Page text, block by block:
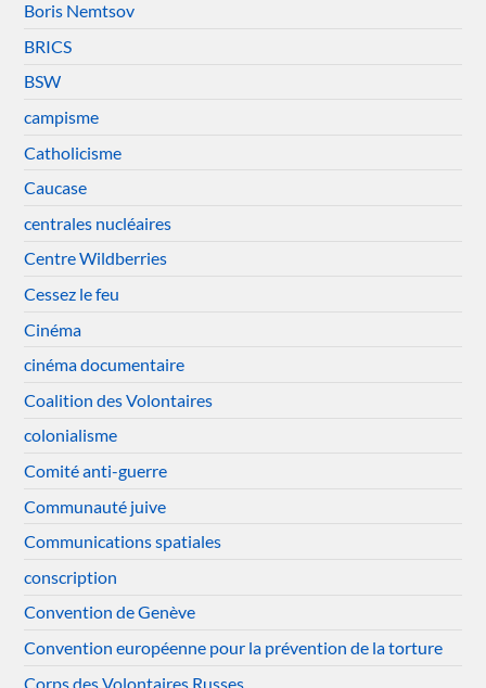
Boris Nemtsov
BRICS
BSW
campisme
Catholicisme
Caucase
centrales nucléaires
Centre Wildberries
Cessez le feu
Cinéma
cinéma documentaire
Coalition des Volontaires
colonialisme
Comité anti-guerre
Communauté juive
Communications spatiales
conscription
Convention de Genève
Convention européenne pour la prévention de la torture
Corps des Volontaires Russes